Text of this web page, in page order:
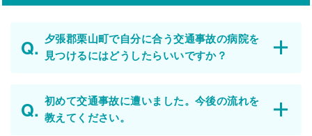
夕張郡栗山町で自分に合う交通事故の病院を
見つけるにはどうしたらいいですか？
初めて交通事故に遭いました。今後の流れを
教えてください。